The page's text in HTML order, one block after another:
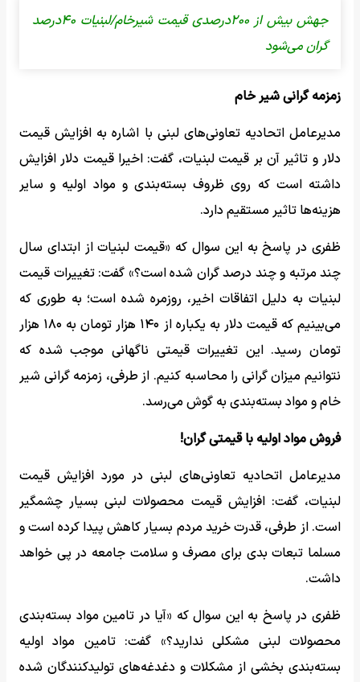
جهش بیش از ۲۰۰درصدی قیمت شیرخام/لبنیات ۴۰درصد
گران می‌شود
زمزمه گرانی شیر خام
مدیرعامل اتحادیه تعاونی‌های لبنی با اشاره به افزایش قیمت
دلار و تاثیر آن بر قیمت لبنیات، گفت: اخیرا قیمت دلار افزایش
داشته است که روی ظروف بسته‌بندی و مواد اولیه و سایر
هزینه‌ها تاثیر مستقیم دارد.
ظفری در پاسخ به این سوال که «قیمت لبنیات از ابتدای سال
چند مرتبه و چند درصد گران شده است؟» گفت: تغییرات قیمت
لبنیات به دلیل اتفاقات اخیر، روزمره شده است؛ به طوری که
می‌بینیم که قیمت دلار به یکباره از ۱۴۰ هزار تومان به ۱۸۰ هزار
تومان رسید. این تغییرات قیمتی ناگهانی موجب شده که
نتوانیم میزان گرانی را محاسبه کنیم. از طرفی، زمزمه گرانی شیر
خام و مواد بسته‌بندی به گوش می‌رسد.
فروش مواد اولیه با قیمتی گران!
مدیرعامل اتحادیه تعاونی‌های لبنی در مورد افزایش قیمت
لبنیات، گفت: افزایش قیمت محصولات لبنی بسیار چشمگیر
است. از طرفی، قدرت خرید مردم بسیار کاهش پیدا کرده است و
مسلما تبعات بدی برای مصرف و سلامت جامعه در پی خواهد
داشت.
ظفری در پاسخ به این سوال که «آیا در تامین مواد بسته‌بندی
محصولات لبنی مشکلی ندارید؟» گفت: تامین مواد اولیه
بسته‌بندی بخشی از مشکلات و دغدغه‌های تولیدکنندگان شده